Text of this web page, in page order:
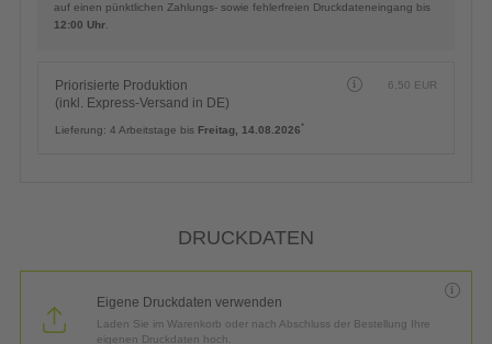
auf einen pünktlichen Zahlungs- sowie fehlerfreien Druckdateneingang bis
12:00 Uhr
Priorisierte Produktion
(inkl. Express-Versand in DE)
6,50 EUR
Lieferung: 4 Arbeitstage bis Freitag, 14.08.2026*
DRUCKDATEN
Eigene Druckdaten verwenden
Laden Sie im Warenkorb oder nach Abschluss der Bestellung Ihre
eigenen Druckdaten hoch.